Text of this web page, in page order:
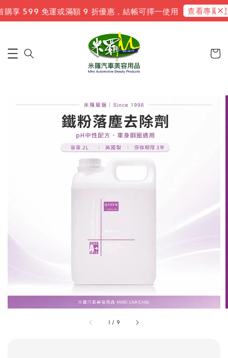
599 免運或滿額 9 折優惠，結帳可擇一使用 查看專屬禮遇
1 / 9